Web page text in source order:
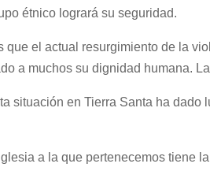
étnico logrará su seguridad.
que el actual resurgimiento de la
a muchos su dignidad humana.
situación en Tierra Santa ha
a la que pertenecemos tiene